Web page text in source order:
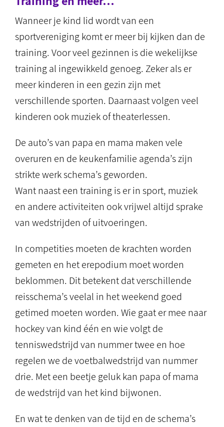
Wanneer je kind lid wordt van een
sportvereniging komt er meer bij kijken dan de
training. Voor veel gezinnen is die wekelijkse
training al ingewikkeld genoeg. Zeker als er
meer kinderen in een gezin zijn met
verschillende sporten. Daarnaast volgen veel
kinderen ook muziek of theaterlessen.
De auto’s van papa en mama maken vele
overuren en de keukenfamilie agenda’s zijn
strikte werk schema’s geworden.
Want naast een training is er in sport, muziek
en andere activiteiten ook vrijwel altijd sprake
van wedstrijden of uitvoeringen.
In competities moeten de krachten worden
gemeten en het erepodium moet worden
beklommen. Dit betekent dat verschillende
reisschema’s veelal in het weekend goed
getimed moeten worden. Wie gaat er mee naar
hockey van kind één en wie volgt de
tenniswedstrijd van nummer twee en hoe
regelen we de voetbalwedstrijd van nummer
drie. Met een beetje geluk kan papa of mama
de wedstrijd van het kind bijwonen.
En wat te denken van de tijd en de schema’s